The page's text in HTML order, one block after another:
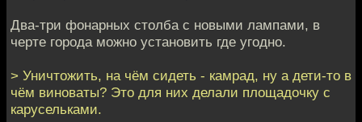
Два-три фонарных столба с новыми лампами, в
черте города можно установить где угодно.
> Уничтожить, на чём сидеть - камрад, ну а дети-то в
чём виноваты? Это для них делали площадочку с
карусельками.